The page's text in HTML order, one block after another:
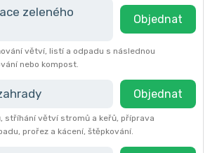
zeleného
Objednat
větví, listí a odpadu s následnou
nebo kompost.
Objednat
stříhání větví stromů a keřů, příprava
prořez a kácení, štěpkování.